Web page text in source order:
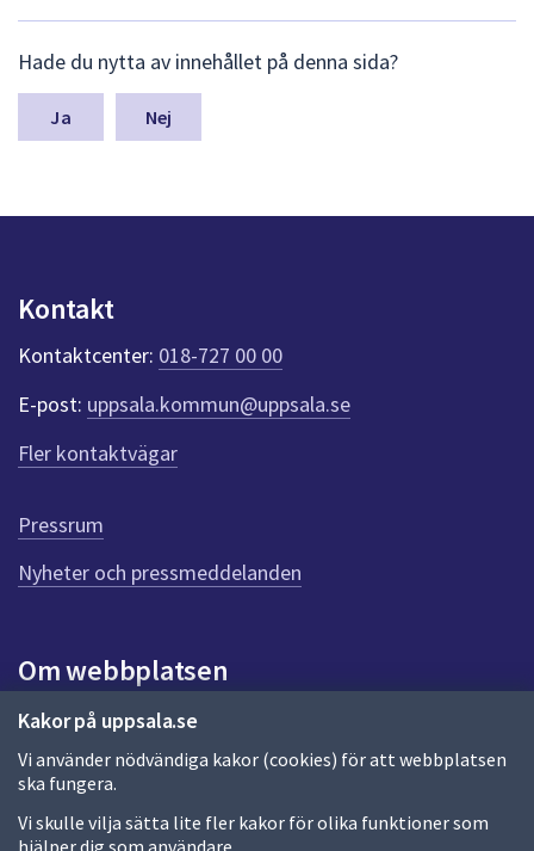
Kakor på uppsala.se
Vi använder nödvändiga kakor (cookies) för att webbplatsen
ska fungera.
Vi skulle vilja sätta lite fler kakor för olika funktioner som
hjälper dig som användare.
ä
m
a
n
k
t
e
r
f
ö
r
e
n
n
a
d
a
Hade du nytta av innehållet på denna sida?
Nej
Kontakt
Kontaktcenter: 018-727 00 00
E-post: uppsala.kommun@uppsala.se
Fler kontaktvägar
Pressrum
Nyheter och pressmeddelanden
Om webbplatsen
Om webbplatsen
Allmänna handlingar och diarium
Behandling av personuppgifter